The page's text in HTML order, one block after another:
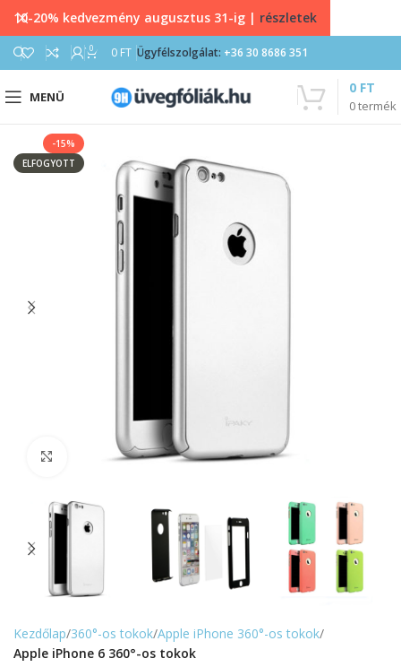
0 0 FT Ügyfélszolgálat: +36 30 8686 351
MENÜ
0termék
0 FT
-15%
ELFOGYOTT
Nagyítás
Kezdőlap 360°-os tokok Apple iPhone 360°-os tokok
Apple iPhone 6 360°-os tokok
10-20% kedvezmény augusztus 31-ig | részletek